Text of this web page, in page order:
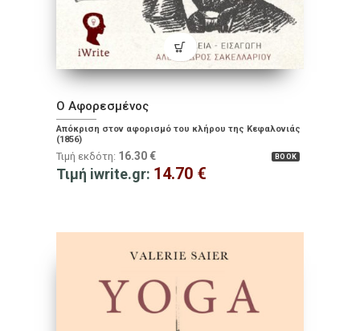
Ο Αφορεσμένος
Απόκριση στον αφορισμό του κλήρου της Κεφαλονιάς
(1856)
BOOK
Τιμή εκδότη: 16.30 €
Τιμή iwrite.gr: 14.70 €